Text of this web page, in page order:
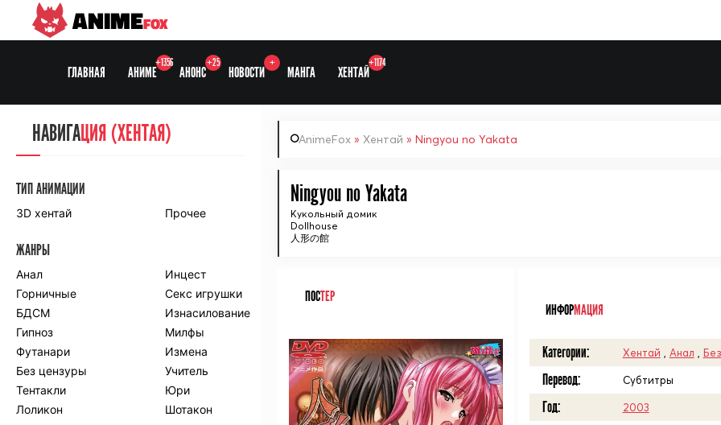
ANIMEFOX
ГЛАВНАЯ АНИМЕ
+1356
АНОНС
+25
НОВОСТИ
+
МАНГА ХЕНТАЙ
+1174
AnimeFox » Хентай » Ningyou no Yakata
Ningyou no Yakata
Кукольный домик
Dollhouse
人形の館
ПОСТЕР
ИНФОРМАЦИЯ
Категории: Хентай Анал
Перевод: Субтитры
Год: 2003
НАВИГАЦИЯ
СЕЗОНЫ
Anidub
Animedia
Kansai studio
Onibaku
Shiza project
ПО ЖАНРАМ
Комедия
Приключения
Романтика
Школа
Этти
Боевые
искусства
НАВИГАЦИЯ (ХЕНТАЯ)
ТИП АНИМАЦИИ
3D хентай Прочее
ЖАНРЫ
Анал
Инцест
Горничные
Секс игрушки
БДСМ
Изнасилование
Гипноз
Милфы
Футанари
Измена
Без цензуры
Учитель
Тентакли
Юри
Лоликон
Шотакон